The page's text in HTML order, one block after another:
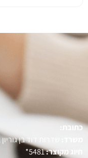
כתובת:
משרד:
שדרות דוד בן גוריון 21, אשקלון
חיוג מקוצר:5481*